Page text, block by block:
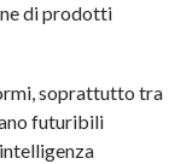
di prodotti
soprattutto tra
futuribili